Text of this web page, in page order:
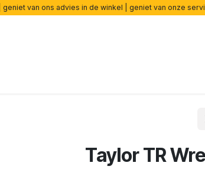
van ons advies in de winkel | geniet van onze
Taylor TR